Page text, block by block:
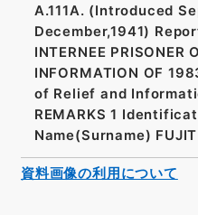
A.111A. (Introduced
December,1941)
INTERNEE PRISONER
INFORMATION OF
of Relief and
REMARKS 1
Name(Surname) FUJIT
資料画像の利用について